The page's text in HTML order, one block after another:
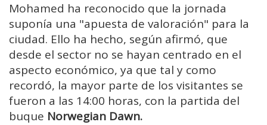
Mohamed ha reconocido que la jornada
suponía una "apuesta de valoración" para la
ciudad. Ello ha hecho, según afirmó, que
desde el sector no se hayan centrado en el
aspecto económico, ya que tal y como
recordó, la mayor parte de los visitantes se
fueron a las 14:00 horas, con la partida del
buque Norwegian Dawn.